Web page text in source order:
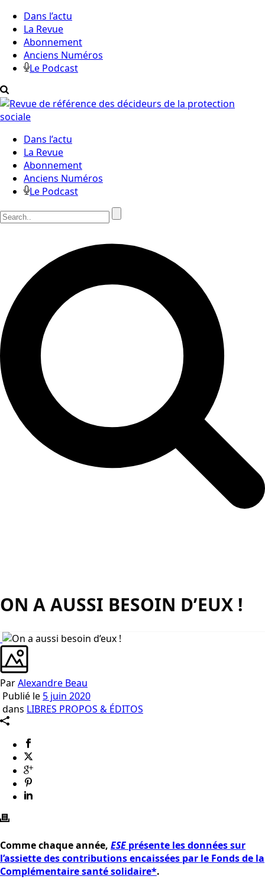
Dans l’actu
La Revue
Abonnement
Anciens Numéros
Le Podcast
Dans l’actu
La Revue
Abonnement
Anciens Numéros
Le Podcast
ON A AUSSI BESOIN D’EUX !
ParAlexandre Beau
Publié le 5 juin 2020
dans LIBRES PROPOS & ÉDITOS
Comme chaque année, ESEprésente les données sur
l’assiette des contributions encaissées par le Fonds de la
Complémentaire santé solidaire*.